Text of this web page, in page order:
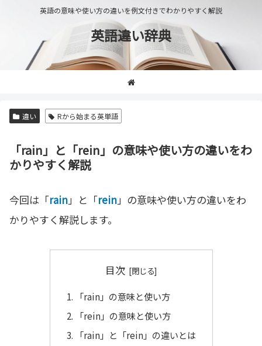
英語の意味や使い方の違いを例文付きでわかりやすく解説
英語違い辞典
違い Rから始まる英単語
「rain」と「rein」の意味や使い方の違いをわ
かりやすく解説
今回は「rain」と「rein」の意味や使い方の違いをわ
かりやすく解説します。
目次
「rain」の意味と使い方
「rein」の意味と使い方
「rain」と「rein」の違いとは